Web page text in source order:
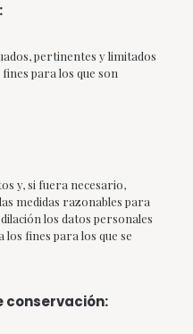
pertinentes y limitados
para los que son
y, si fuera necesario,
medidas razonables para
los datos personales
los fines para los que se
conservación: